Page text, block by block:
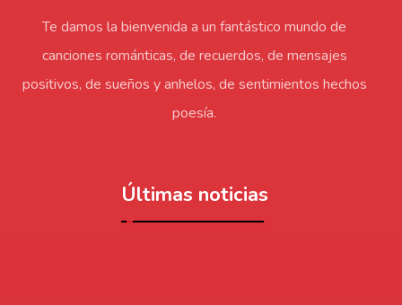
Te damos la bienvenida a un fantástico mundo de
canciones románticas, de recuerdos, de mensajes
positivos, de sueños y anhelos, de sentimientos hechos
poesía.
Últimas noticias